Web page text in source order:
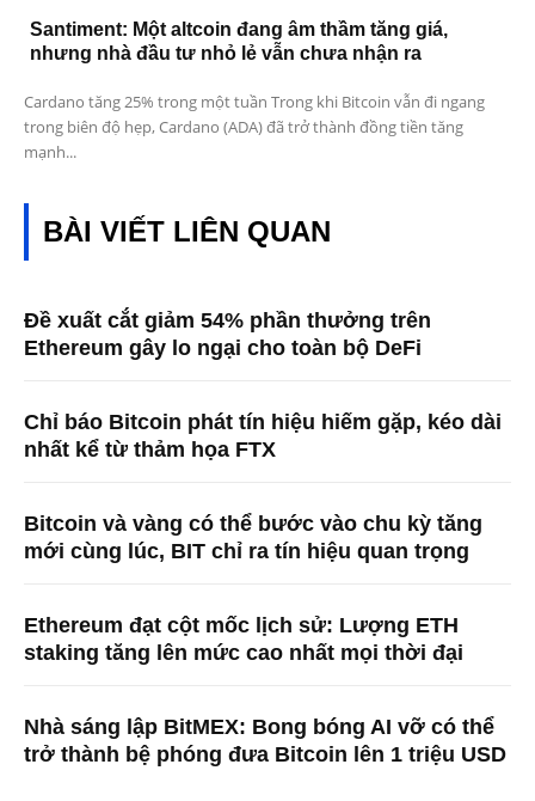
Santiment: Một altcoin đang âm thầm tăng giá,
nhưng nhà đầu tư nhỏ lẻ vẫn chưa nhận ra
Cardano tăng 25% trong một tuần Trong khi Bitcoin vẫn đi ngang
trong biên độ hẹp, Cardano (ADA) đã trở thành đồng tiền tăng
mạnh...
BÀI VIẾT LIÊN QUAN
Đề xuất cắt giảm 54% phần thưởng trên
Ethereum gây lo ngại cho toàn bộ DeFi
Chỉ báo Bitcoin phát tín hiệu hiếm gặp, kéo dài
nhất kể từ thảm họa FTX
Bitcoin và vàng có thể bước vào chu kỳ tăng
mới cùng lúc, BIT chỉ ra tín hiệu quan trọng
Ethereum đạt cột mốc lịch sử: Lượng ETH
staking tăng lên mức cao nhất mọi thời đại
Nhà sáng lập BitMEX: Bong bóng AI vỡ có thể
trở thành bệ phóng đưa Bitcoin lên 1 triệu USD